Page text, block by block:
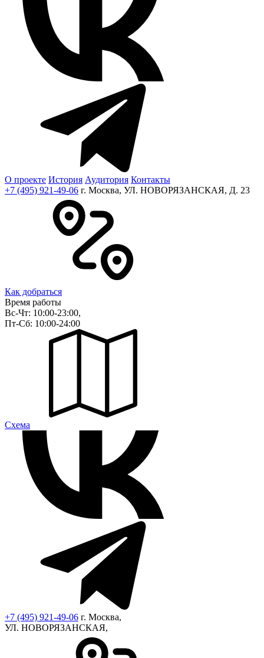
О проекте История Аудитория Контакты
+7 (495) 921-49-06 г. Москва, УЛ. НОВОРЯЗАНСКАЯ, Д. 23
Как добраться
Время работы
Вс-Чт: 10:00-23:00,
Пт-Сб: 10:00-24:00
Cхема
+7 (495) 921-49-06 г. Москва,
УЛ. НОВОРЯЗАНСКАЯ,